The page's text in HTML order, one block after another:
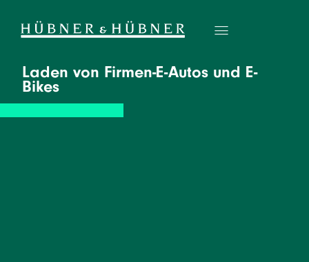
Laden von Firmen-E-Autos und E-
Bikes